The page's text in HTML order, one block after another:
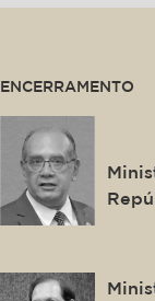
ENCERRAMENTO